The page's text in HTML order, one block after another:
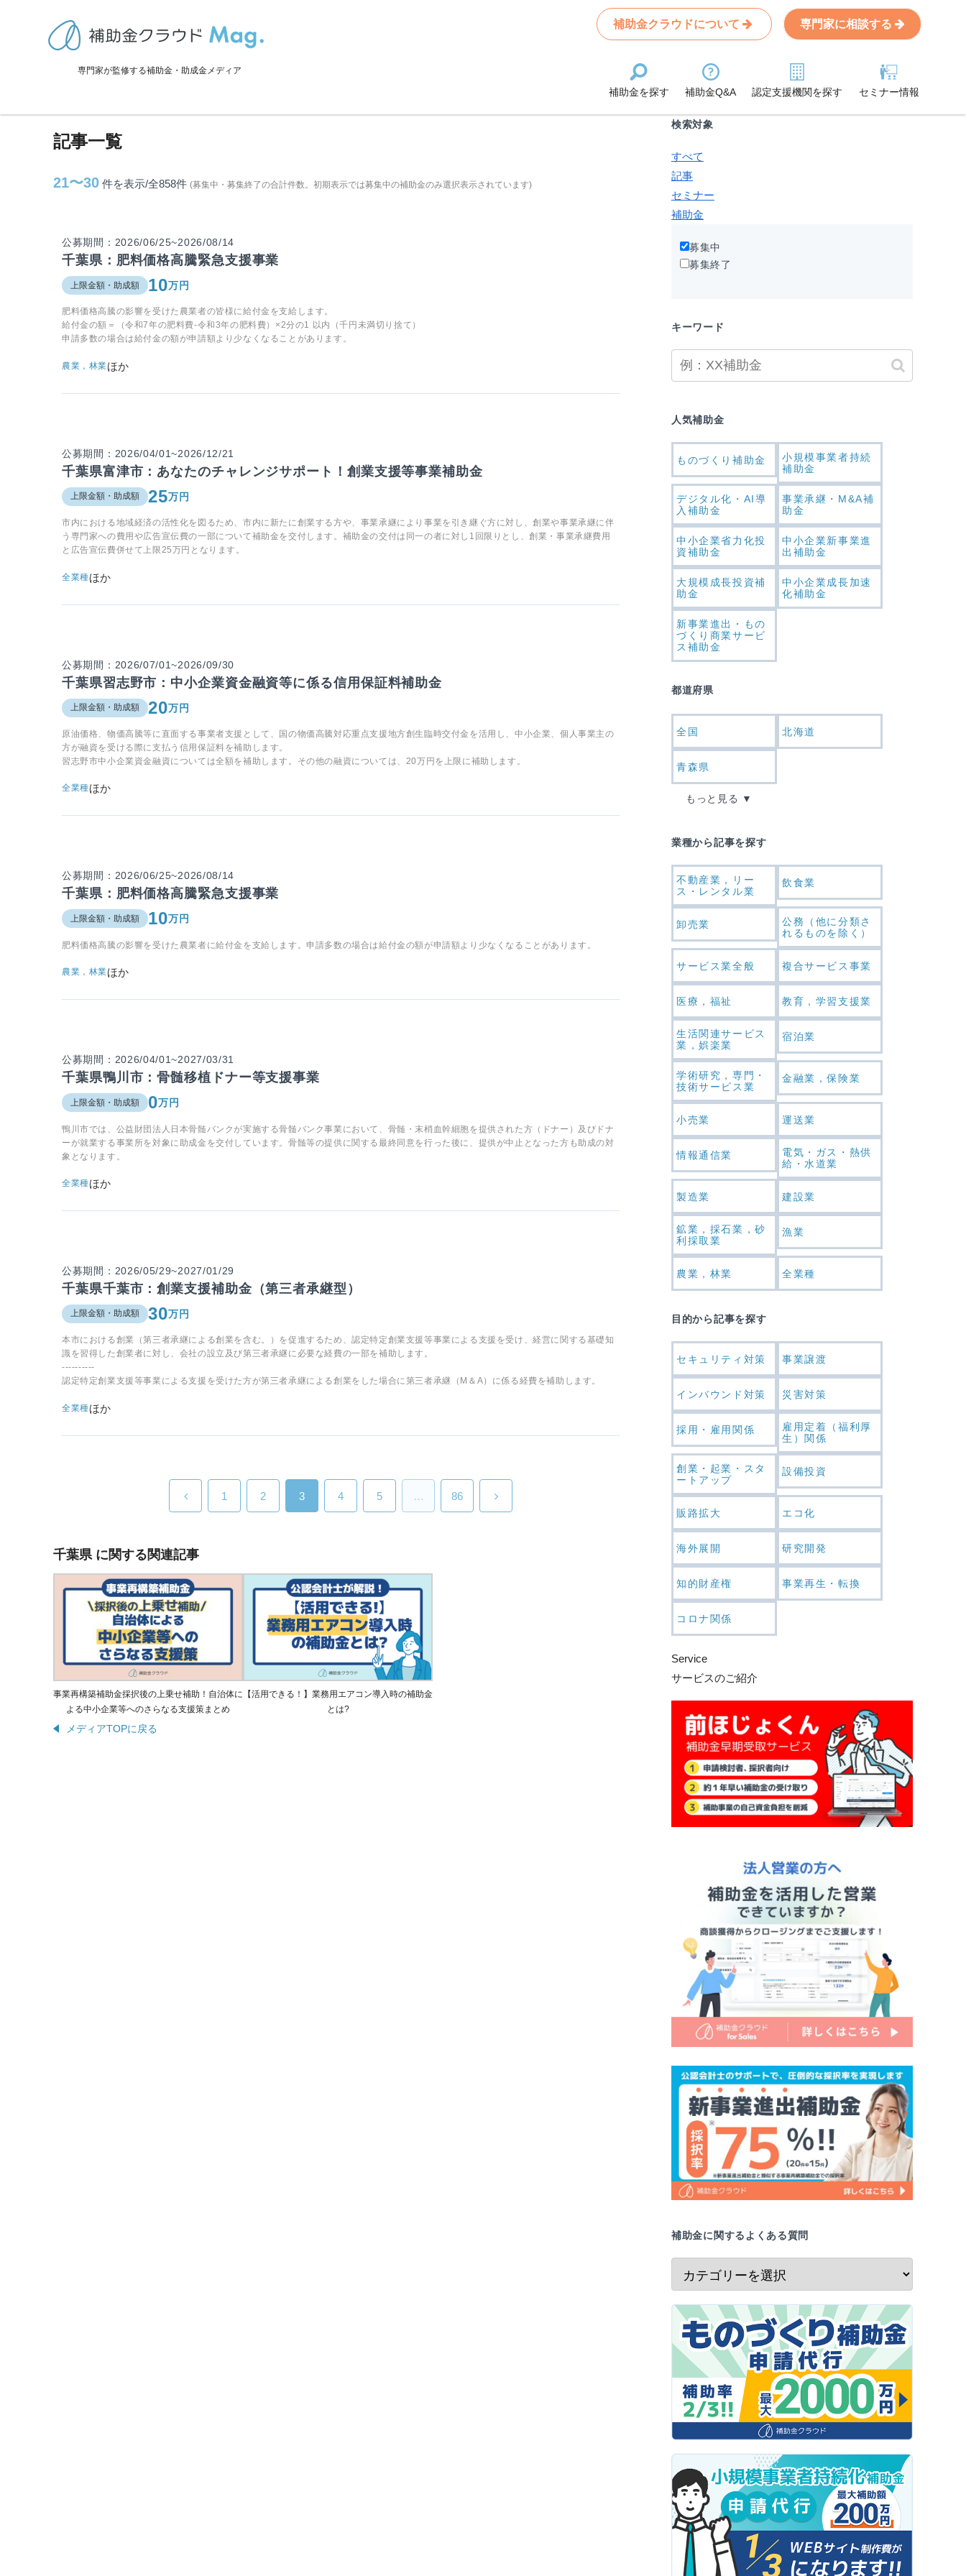
専門家が監修する補助金・助成金メディア
補助金クラウドについて 専門家に相談する
補助金を探す 補助金Q&A 認定支援機関を探す セミナー情報
>補助金・助成金詳細
千葉県に関連する記事
記事一覧
21〜30 件を表示/全858件 (募集中・募集終了の合計件数。初期表示では募集中の補助金のみ選択表示されています)
公募期間：2026/06/25~2026/08/14
千葉県：肥料価格高騰緊急支援事業
上限金額・助成額 10万円
肥料価格高騰の影響を受けた農業者の皆様に給付金を支給します。
給付金の額＝（令和7年の肥料費-令和3年の肥料費）×2分の1 以内（千円未満切り捨て）
申請多数の場合は給付金の額が申請額より少なくなることがあります。
農業，林業ほか
公募期間：2026/04/01~2026/12/21
千葉県富津市：あなたのチャレンジサポート！創業支援等事業補助金
上限金額・助成額 25万円
市内における地域経済の活性化を図るため、市内に新たに創業する方や、事業承継により事業を引き継ぐ方に対し、創業や事業承継に伴
う専門家への費用や広告宣伝費の一部について補助金を交付します。補助金の交付は同一の者に対し1回限りとし、創業・事業承継費用
と広告宣伝費併せて上限25万円となります。
全業種ほか
公募期間：2026/07/01~2026/09/30
千葉県習志野市：中小企業資金融資等に係る信用保証料補助金
上限金額・助成額 20万円
原油価格、物価高騰等に直面する事業者支援として、国の物価高騰対応重点支援地方創生臨時交付金を活用し、中小企業、個人事業主の
方が融資を受ける際に支払う信用保証料を補助します。
習志野市中小企業資金融資については全額を補助します。その他の融資については、20万円を上限に補助します。
全業種ほか
公募期間：2026/06/25~2026/08/14
千葉県：肥料価格高騰緊急支援事業
上限金額・助成額 10万円
肥料価格高騰の影響を受けた農業者に給付金を支給します。申請多数の場合は給付金の額が申請額より少なくなることがあります。
農業，林業ほか
公募期間：2026/04/01~2027/03/31
千葉県鴨川市：骨髄移植ドナー等支援事業
上限金額・助成額 0万円
鴨川市では、公益財団法人日本骨髄バンクが実施する骨髄バンク事業において、骨髄・末梢血幹細胞を提供された方（ドナー）及びドナ
ーが就業する事業所を対象に助成金を交付しています。骨髄等の提供に関する最終同意を行った後に、提供が中止となった方も助成の対
象となります。
全業種ほか
公募期間：2026/05/29~2027/01/29
千葉県千葉市：創業支援補助金（第三者承継型）
上限金額・助成額 30万円
本市における創業（第三者承継による創業を含む。）を促進するため、認定特定創業支援等事業による支援を受け、経営に関する基礎知
識を習得した創業者に対し、会社の設立及び第三者承継に必要な経費の一部を補助します。
----------
認定特定創業支援等事業による支援を受けた方が第三者承継による創業をした場合に第三者承継（M＆A）に係る経費を補助します。
全業種ほか
1 2 3 4 5 … 86
千葉県 に関する関連記事
事業再構築補助金採択後の上乗せ補助！自治体に
よる中小企業等へのさらなる支援策まとめ
【活用できる！】業務用エアコン導入時の補助金
とは?
メディアTOPに戻る
Search
条件から記事を探す
検索対象
すべて
記事
セミナー
補助金
募集中
募集終了
キーワード
人気補助金
ものづくり補助金
小規模事業者持続
補助金
デジタル化・AI導
入補助金
事業承継・M&A補
助金
中小企業省力化投
資補助金
中小企業新事業進
出補助金
大規模成長投資補
助金
中小企業成長加速
化補助金
新事業進出・もの
づくり商業サービ
ス補助金
都道府県
全国 北海道
青森県
もっと見る
業種から記事を探す
不動産業，リー
ス・レンタル業
飲食業
卸売業
公務（他に分類さ
れるものを除く）
サービス業全般 複合サービス事業
医療，福祉 教育，学習支援業
生活関連サービス
業，娯楽業
宿泊業
学術研究，専門・
技術サービス業
金融業，保険業
小売業 運送業
情報通信業
電気・ガス・熱供
給・水道業
製造業 建設業
鉱業，採石業，砂
利採取業
漁業
農業，林業 全業種
目的から記事を探す
セキュリティ対策 事業譲渡
インバウンド対策 災害対策
採用・雇用関係
雇用定着（福利厚
生）関係
創業・起業・スタ
ートアップ
設備投資
販路拡大 エコ化
海外展開 研究開発
知的財産権 事業再生・転換
コロナ関係
Service
サービスのご紹介
補助金に関するよくある質問